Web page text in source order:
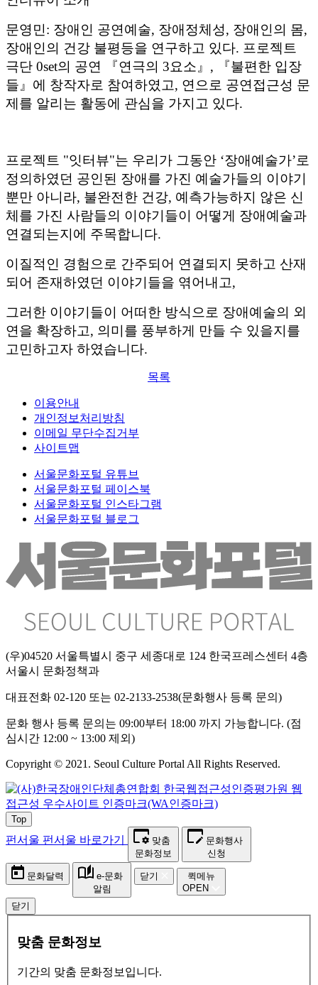
(우)04520 서울특별시 중구 세종대로 124 한국프레스센터 4층 서
울시 문화정책과
Copyright © 2021. Seoul Culture Portal All Rights Reserved.
Top
펀서울 펀서울 바로가기
맞춤
문화정보
문화행사
문화달력
e-문화
알림
닫기
퀵메뉴
OPEN
닫기
맞춤 문화정보
기간의 맞춤 문화정보입니다.
내가 설정한 문화정보 항목열기
분야별 선택항목: 지역별 선택항목: